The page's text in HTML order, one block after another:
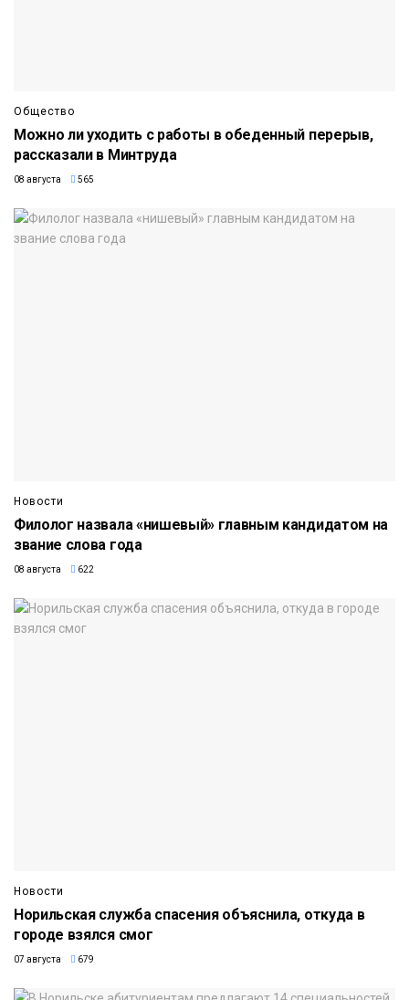
Общество
Можно ли уходить с работы в обеденный перерыв,
рассказали в Минтруда
08 августа 565
Новости
Филолог назвала «нишевый» главным кандидатом на
звание слова года
08 августа 622
Новости
Норильская служба спасения объяснила, откуда в
городе взялся смог
07 августа 679